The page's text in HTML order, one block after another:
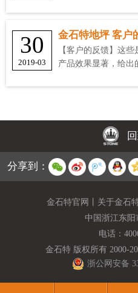
30
2019-03
金石特地坪 客户
【客户的反馈】这
产品效果显著，给出
分享到：
金石特官网 关于金石
中国浙江东阳
电话：
金石特 版权所有 2000-
浙公网安备